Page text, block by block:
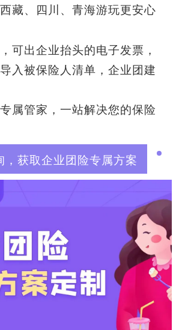
藏、四川、青海游玩更安心
可出企业抬头的电子发票，
入被保险人清单，企业团建
属管家，一站解决您的保险
，获取企业团险专属方案